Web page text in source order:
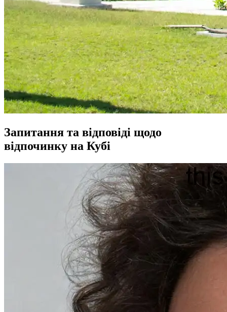
Запитання та відповіді щодо
відпочинку на Кубі